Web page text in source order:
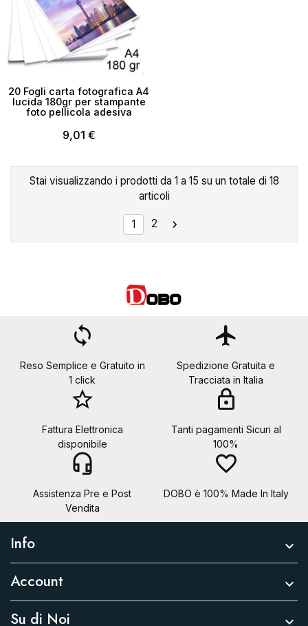
20 Fogli carta fotografica A4
lucida 180gr per stampante
foto pellicola adesiva
9,01 €
Stai visualizzando i prodotti da 1 a 15 su un totale di 18
articoli
1 2 
loop
Reso Semplice e Gratuito in
1 click
flight
Spedizione Gratuita e
Tracciata in Italia
star_border
Fattura Elettronica
disponibile
lock
Tanti pagamenti Sicuri al
100%
headset_mic
Assistenza Pre e Post
Vendita
favorite_border
DOBO è 100% Made In Italy
Info 
Account 
Su di Noi 